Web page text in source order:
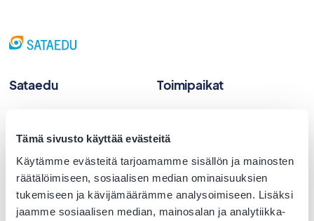
Tämä sivusto käyttää evästeitä
Käytämme evästeitä tarjoamamme sisällön ja mainosten
räätälöimiseen, sosiaalisen median ominaisuuksien
tukemiseen ja kävijämäärämme analysoimiseen. Lisäksi
jaamme sosiaalisen median, mainosalan ja analytiikka-
Sataedu
Y-tunnus 0203929-1
Kaikki yhteystiedot
Tilaa tai peruuta
uutiskirjeemme
Toimipaikat
Huittinen
Kokemäki
Nakkila
Ulvila
Parkano